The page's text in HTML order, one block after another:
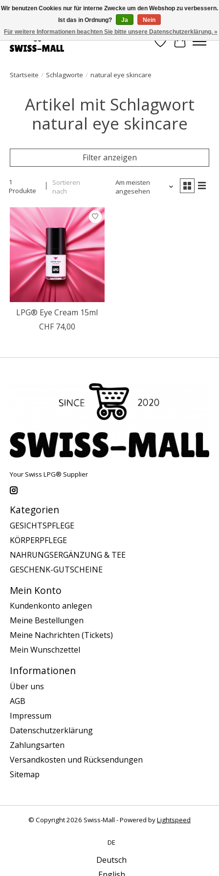
Kostenloser Versand ab CHF 250 – pünktlich und zuverlässig geliefert
Wunschzettel
Ihr
Startseite / Schlagworte / natural eye skincare
Artikel mit Schlagwort
natural eye skincare
Filter anzeigen
1
Produkte
Sortieren
nach
Am meisten
angesehen
LPG® Eye Cream 15ml
CHF 74,00
Your Swiss LPG® Supplier
Kategorien
GESICHTSPFLEGE
KÖRPERPFLEGE
NAHRUNGSERGÄNZUNG & TEE
GESCHENK-GUTSCHEINE
Mein Konto
Kundenkonto anlegen
Meine Bestellungen
Meine Nachrichten (Tickets)
Mein Wunschzettel
Informationen
Über uns
AGB
Impressum
Datenschutzerklärung
Zahlungsarten
Versandkosten und Rücksendungen
Sitemap
© Copyright 2026 Swiss-Mall - Powered byLightspeed
DE
Deutsch
Wir benutzen Cookies nur für interne Zwecke um den Webshop zu verbessern.
Ist das in Ordnung?
Ja
Nein
Für weitere Informationen beachten Sie bitte unsere Datenschutzerklärung. »